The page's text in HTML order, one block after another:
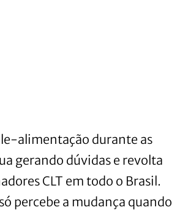
alimentação durante as
gerando dúvidas e revolta
CLT em todo o Brasil.
percebe a mudança quando